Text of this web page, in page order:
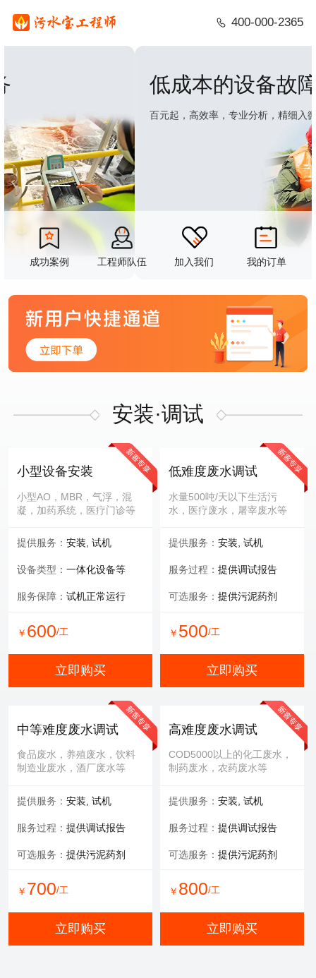
400-000-2365
低成本的设备故障排查服务
百元起，高效率，专业分析，精细入微
成功案例 工程师队伍 加入我们 我的订单
安装·调试
小型设备安装
小型AO，MBR，气浮，混
凝，加药系统，医疗门诊等
提供服务： 安装, 试机
设备类型： 一体化设备等
服务保障： 试机正常运行
￥ 600/工
立即购买
低难度废水调试
水量500吨/天以下生活污
水，医疗废水，屠宰废水等
提供服务： 安装, 试机
服务过程： 提供调试报告
可选服务： 提供污泥药剂
￥ 500/工
立即购买
中等难度废水调试
食品废水，养殖废水，饮料
制造业废水，酒厂废水等
提供服务： 安装, 试机
服务过程： 提供调试报告
可选服务： 提供污泥药剂
￥ 700/工
立即购买
高难度废水调试
COD5000以上的化工废水，
制药废水，农药废水等
提供服务： 安装, 试机
服务过程： 提供调试报告
可选服务： 提供污泥药剂
￥ 800/工
立即购买